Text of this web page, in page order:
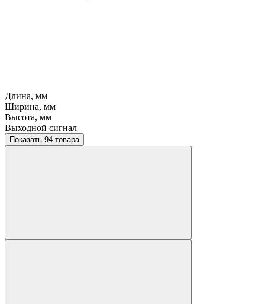
Длина, мм
Ширина, мм
Высота, мм
Выходной сигнал
Показать 94 товара